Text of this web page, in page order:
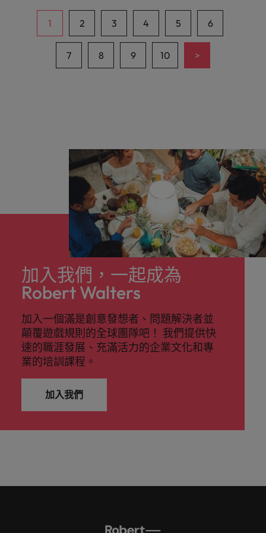
1 2 3 4 5 6
7 8 9 10 >
加入我們，一起成為
Robert Walters
加入一個滿是創意發想者、問題解決者並
顛覆遊戲規則的全球團隊吧！ 我們提供快
速的職涯發展、充滿活力的企業文化和專
業的培訓課程。
加入我們